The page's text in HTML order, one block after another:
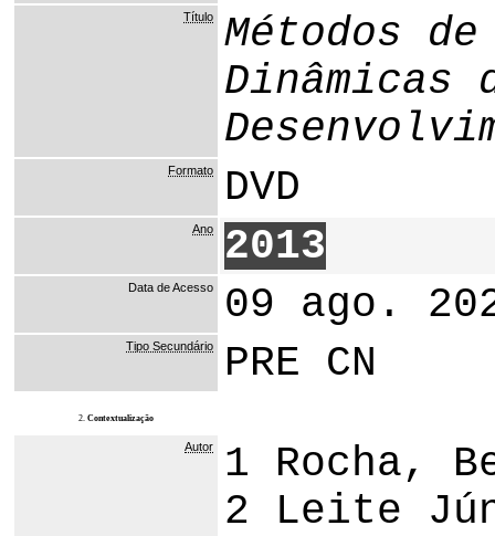
Título
Métodos
Formato DVD
Ano 2013
Data de Acesso 09 ago.
Tipo Secundário PRE CN
2. Contextualização
Autor
1 Rocha,
2 Leite